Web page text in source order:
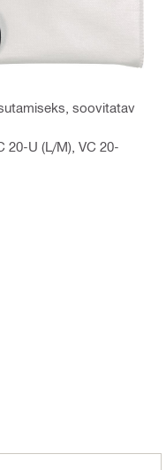
soovitatav
20-U (L/M), VC 20-